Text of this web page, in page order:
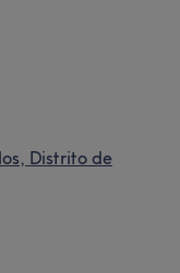
Distrito de